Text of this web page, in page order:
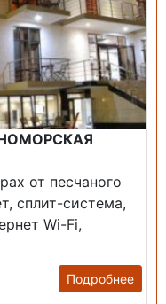
от песчаного
сплит-система,
Wi-Fi,
Подробнее